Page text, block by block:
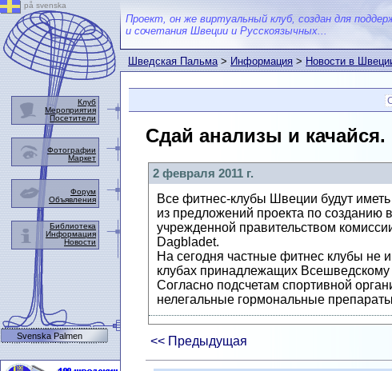
Проект, он же виртуальный клуб, создан для
и сочетания Швеции и Русскоязычных...
Шведская Пальма>Информация>Новости в
Сдай анализы и качайся.
2 февраля 2011 г.
Все фитнес-клубы Швеции будут
из предложений проекта по созданию
учрежденной правительством
Dagbladet.
На сегодня частные фитнес клубы не
клубах принадлежащих Всешведскому
Согласно подсчетам спортивной
нелегальные гормональные
<< Предыдущая
på svenska
Клуб
Мероприятия
Посетители
Фотографии
Маркет
Форум
Объявления
Библиотека
Информация
Новости
Svenska Palmen